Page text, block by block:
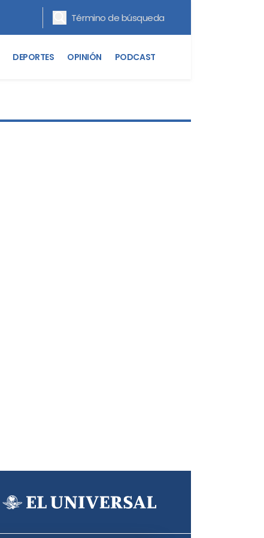
DEPORTES OPINIÓN PODCAST